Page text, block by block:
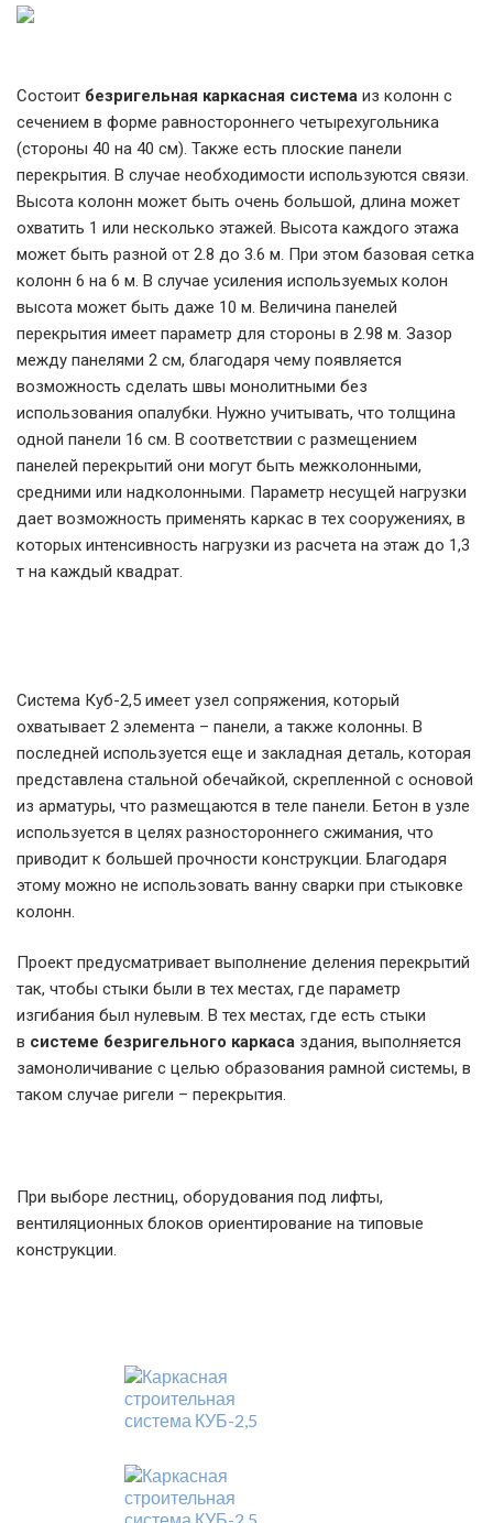
Состоит безригельная каркасная система из колонн с
сечением в форме равностороннего четырехугольника
(стороны 40 на 40 см). Также есть плоские панели
перекрытия. В случае необходимости используются связи.
Высота колонн может быть очень большой, длина может
охватить 1 или несколько этажей. Высота каждого этажа
может быть разной от 2.8 до 3.6 м. При этом базовая сетка
колонн 6 на 6 м. В случае усиления используемых колон
высота может быть даже 10 м. Величина панелей
перекрытия имеет параметр для стороны в 2.98 м. Зазор
между панелями 2 см, благодаря чему появляется
возможность сделать швы монолитными без
использования опалубки. Нужно учитывать, что толщина
одной панели 16 см. В соответствии с размещением
панелей перекрытий они могут быть межколонными,
средними или надколонными. Параметр несущей нагрузки
дает возможность применять каркас в тех сооружениях, в
которых интенсивность нагрузки из расчета на этаж до 1,3
т на каждый квадрат.
Система Куб-2,5 имеет узел сопряжения, который
охватывает 2 элемента – панели, а также колонны. В
последней используется еще и закладная деталь, которая
представлена стальной обечайкой, скрепленной с основой
из арматуры, что размещаются в теле панели. Бетон в узле
используется в целях разностороннего сжимания, что
приводит к большей прочности конструкции. Благодаря
этому можно не использовать ванну сварки при стыковке
колонн.
Проект предусматривает выполнение деления перекрытий
так, чтобы стыки были в тех местах, где параметр
изгибания был нулевым. В тех местах, где есть стыки
в системе безригельного каркаса здания, выполняется
замоноличивание с целью образования рамной системы, в
таком случае ригели – перекрытия.
При выборе лестниц, оборудования под лифты,
вентиляционных блоков ориентирование на типовые
конструкции.